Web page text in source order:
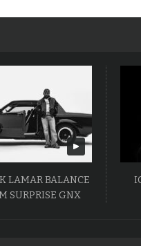
LAMAR BALANCE
SURPRISE GNX